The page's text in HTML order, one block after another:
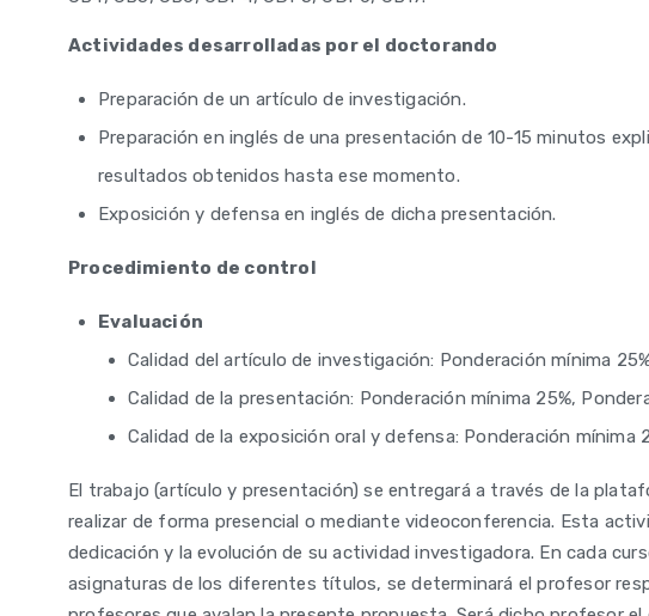
Actividades desarrolladas por el doctorando
Preparación de un artículo de investigación.
Preparación en inglés de una presentación de 10-15 minutos
resultados obtenidos hasta ese momento.
Exposición y defensa en inglés de dicha presentación.
Procedimiento de control
Evaluación
Calidad del artículo de investigación: Ponderación mínima
Calidad de la presentación: Ponderación mínima 25%,
Calidad de la exposición oral y defensa: Ponderación mínima
El trabajo (artículo y presentación) se entregará a través de la
realizar de forma presencial o mediante videoconferencia. Esta
dedicación y la evolución de su actividad investigadora. En cada
asignaturas de los diferentes títulos, se determinará el profesor